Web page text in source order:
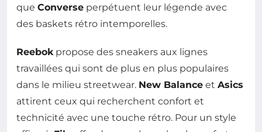
que Converse perpétuent leur légende avec
des baskets rétro intemporelles.
Reebokpropose des sneakers aux lignes
travaillées qui sont de plus en plus populaires
dans le milieu streetwear. New Balance et Asics
attirent ceux qui recherchent confort et
technicité avec une touche rétro. Pour un style